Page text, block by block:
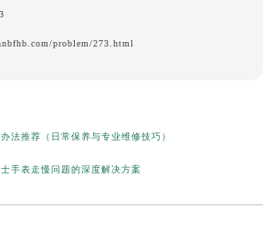
problem/273.html
法推荐（日常保养与专业维修技巧）
手表走慢问题的深度解决方案